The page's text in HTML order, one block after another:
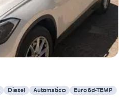
Diesel Automatico Euro 6d-TEMP